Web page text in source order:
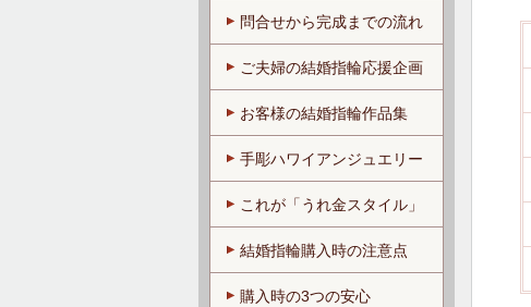
問合せから完成までの流れ
ご夫婦の結婚指輪応援企画
お客様の結婚指輪作品集
手彫ハワイアンジュエリー
これが「うれ金スタイル」
結婚指輪購入時の注意点
購入時の3つの安心